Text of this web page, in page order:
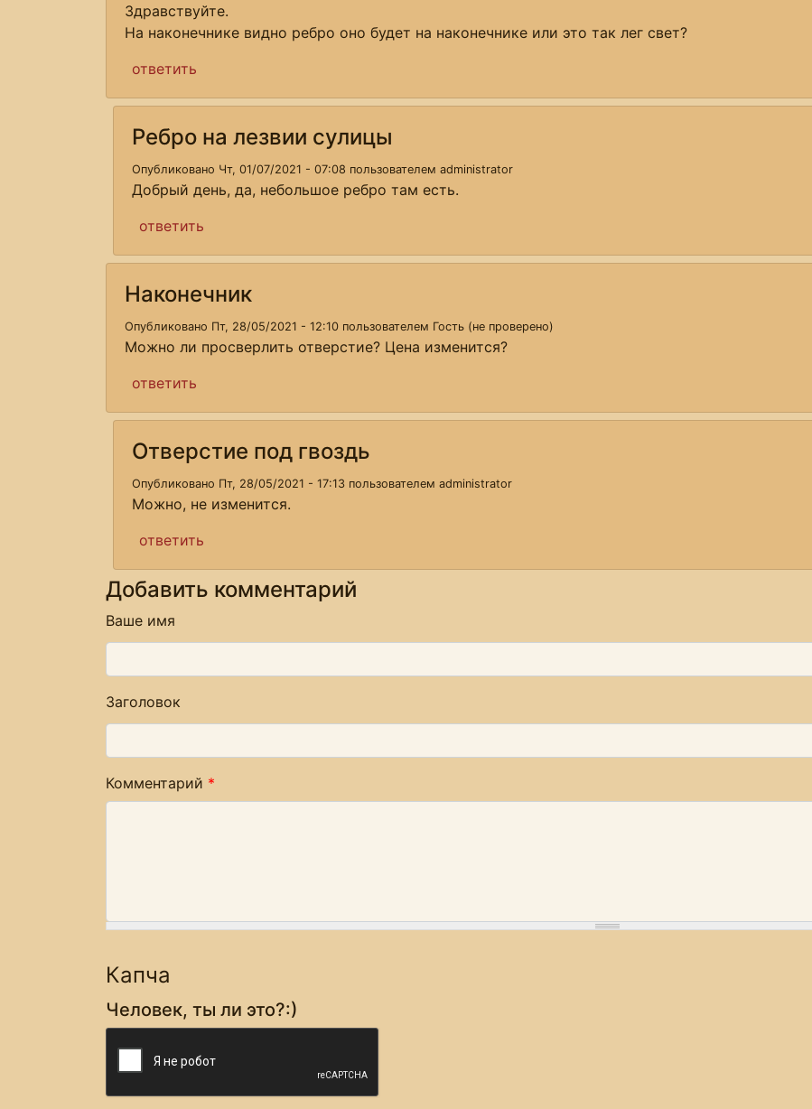
Здравствуйте.
На наконечнике видно ребро оно будет на наконечнике или это так лег свет?
ответить
Ребро на лезвии сулицы
Опубликовано Чт, 01/07/2021 - 07:08 пользователем administrator
Добрый день, да, небольшое ребро там есть.
ответить
Наконечник
Опубликовано Пт, 28/05/2021 - 12:10 пользователем Гость (не проверено)
Можно ли просверлить отверстие? Цена изменится?
ответить
Отверстие под гвоздь
Опубликовано Пт, 28/05/2021 - 17:13 пользователем administrator
Можно, не изменится.
ответить
Добавить комментарий
Ваше имя
Заголовок
Комментарий *
Капча
Человек, ты ли это?:)